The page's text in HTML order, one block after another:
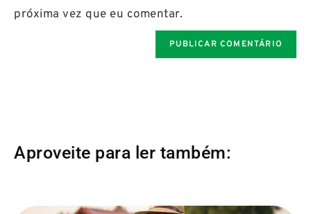
próxima vez que eu comentar.
Aproveite para ler também: